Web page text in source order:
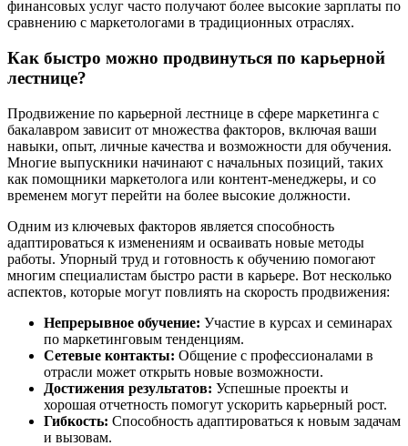
финансовых услуг часто получают более высокие зарплаты по
сравнению с маркетологами в традиционных отраслях.
Как быстро можно продвинуться по карьерной
лестнице?
Продвижение по карьерной лестнице в сфере маркетинга с
бакалавром зависит от множества факторов, включая ваши
навыки, опыт, личные качества и возможности для обучения.
Многие выпускники начинают с начальных позиций, таких
как помощники маркетолога или контент-менеджеры, и со
временем могут перейти на более высокие должности.
Одним из ключевых факторов является способность
адаптироваться к изменениям и осваивать новые методы
работы. Упорный труд и готовность к обучению помогают
многим специалистам быстро расти в карьере. Вот несколько
аспектов, которые могут повлиять на скорость продвижения:
Непрерывное обучение: Участие в курсах и семинарах
по маркетинговым тенденциям.
Сетевые контакты: Общение с профессионалами в
отрасли может открыть новые возможности.
Достижения результатов: Успешные проекты и
хорошая отчетность помогут ускорить карьерный рост.
Гибкость: Способность адаптироваться к новым задачам
и вызовам.